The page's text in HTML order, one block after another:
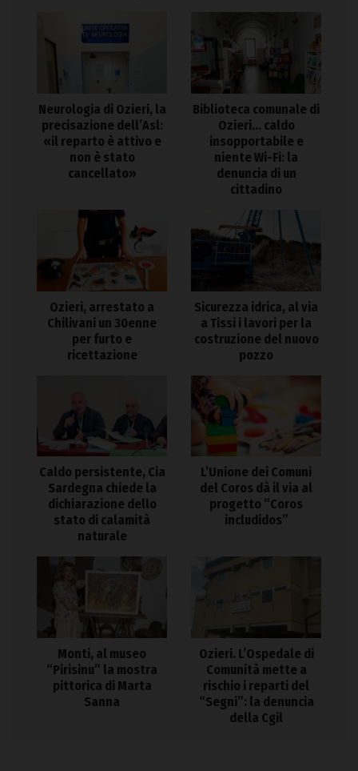
Neurologia di Ozieri, la
precisazione dell’Asl:
«il reparto è attivo e
non è stato
cancellato»
Biblioteca comunale di
Ozieri… caldo
insopportabile e
niente Wi-Fi: la
denuncia di un
cittadino
Ozieri, arrestato a
Chilivani un 30enne
per furto e
ricettazione
Sicurezza idrica, al via
a Tissi i lavori per la
costruzione del nuovo
pozzo
Caldo persistente, Cia
Sardegna chiede la
dichiarazione dello
stato di calamità
naturale
L’Unione dei Comuni
del Coros dà il via al
progetto “Coros
includidos”
Monti, al museo
“Pirisinu” la mostra
pittorica di Marta
Sanna
Ozieri. L’Ospedale di
Comunità mette a
rischio i reparti del
“Segni”: la denuncia
della Cgil